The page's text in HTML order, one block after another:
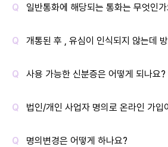
일반통화에 해당되는 통화는 무엇인
개통된 후 , 유심이 인식되지 않는데
사용 가능한 신분증은 어떻게 되나요?
법인/개인 사업자 명의로 온라인 가입
명의변경은 어떻게 하나요?